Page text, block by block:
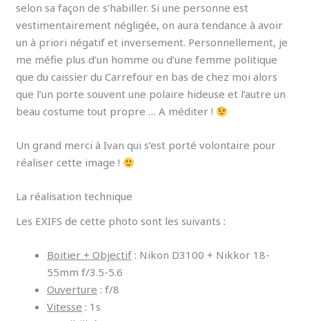
selon sa façon de s’habiller. Si une personne est
vestimentairement négligée, on aura tendance à avoir
un à priori négatif et inversement. Personnellement, je
me méfie plus d’un homme ou d’une femme politique
que du caissier du Carrefour en bas de chez moi alors
que l’un porte souvent une polaire hideuse et l’autre un
beau costume tout propre … A méditer !
Un grand merci à Ivan qui s’est porté volontaire pour
réaliser cette image !
La réalisation technique
Les EXIFS de cette photo sont les suivants :
Boitier + Objectif : Nikon D3100 + Nikkor 18-
55mm f/3.5-5.6
Ouverture : f/8
Vitesse : 1s